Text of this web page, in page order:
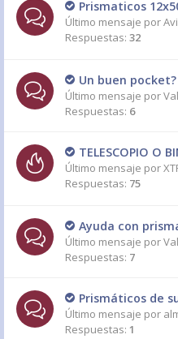
Prismaticos
Último mensaje por
Respuestas: 32
Un buen pocket?
Último mensaje por
Respuestas: 6
TELESCOPIO O
Último mensaje por
Respuestas: 75
Ayuda con
Último mensaje por
Respuestas: 7
Prismáticos de
Último mensaje por
Respuestas: 1